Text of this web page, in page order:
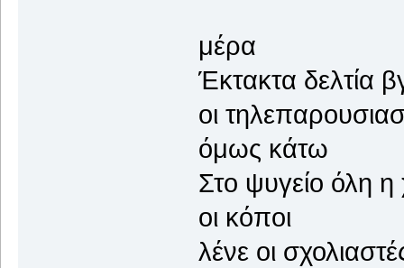
μέρα
Έκτακτα δελτία
οι
όμως κάτω
Στο ψυγείο
οι κόποι
λένε οι